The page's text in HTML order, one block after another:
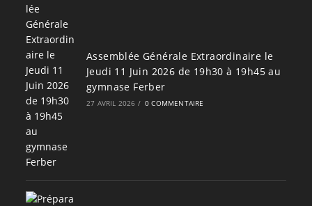
Assemblée Générale Extraordinaire le
Jeudi 11 Juin 2026 de 19h30 à 19h45 au
gymnase Ferber
27 AVRIL 2026 / 0 COMMENTAIRE